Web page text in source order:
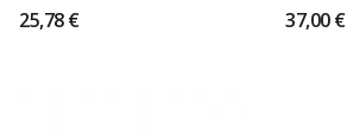
25,78 € 37,00 €